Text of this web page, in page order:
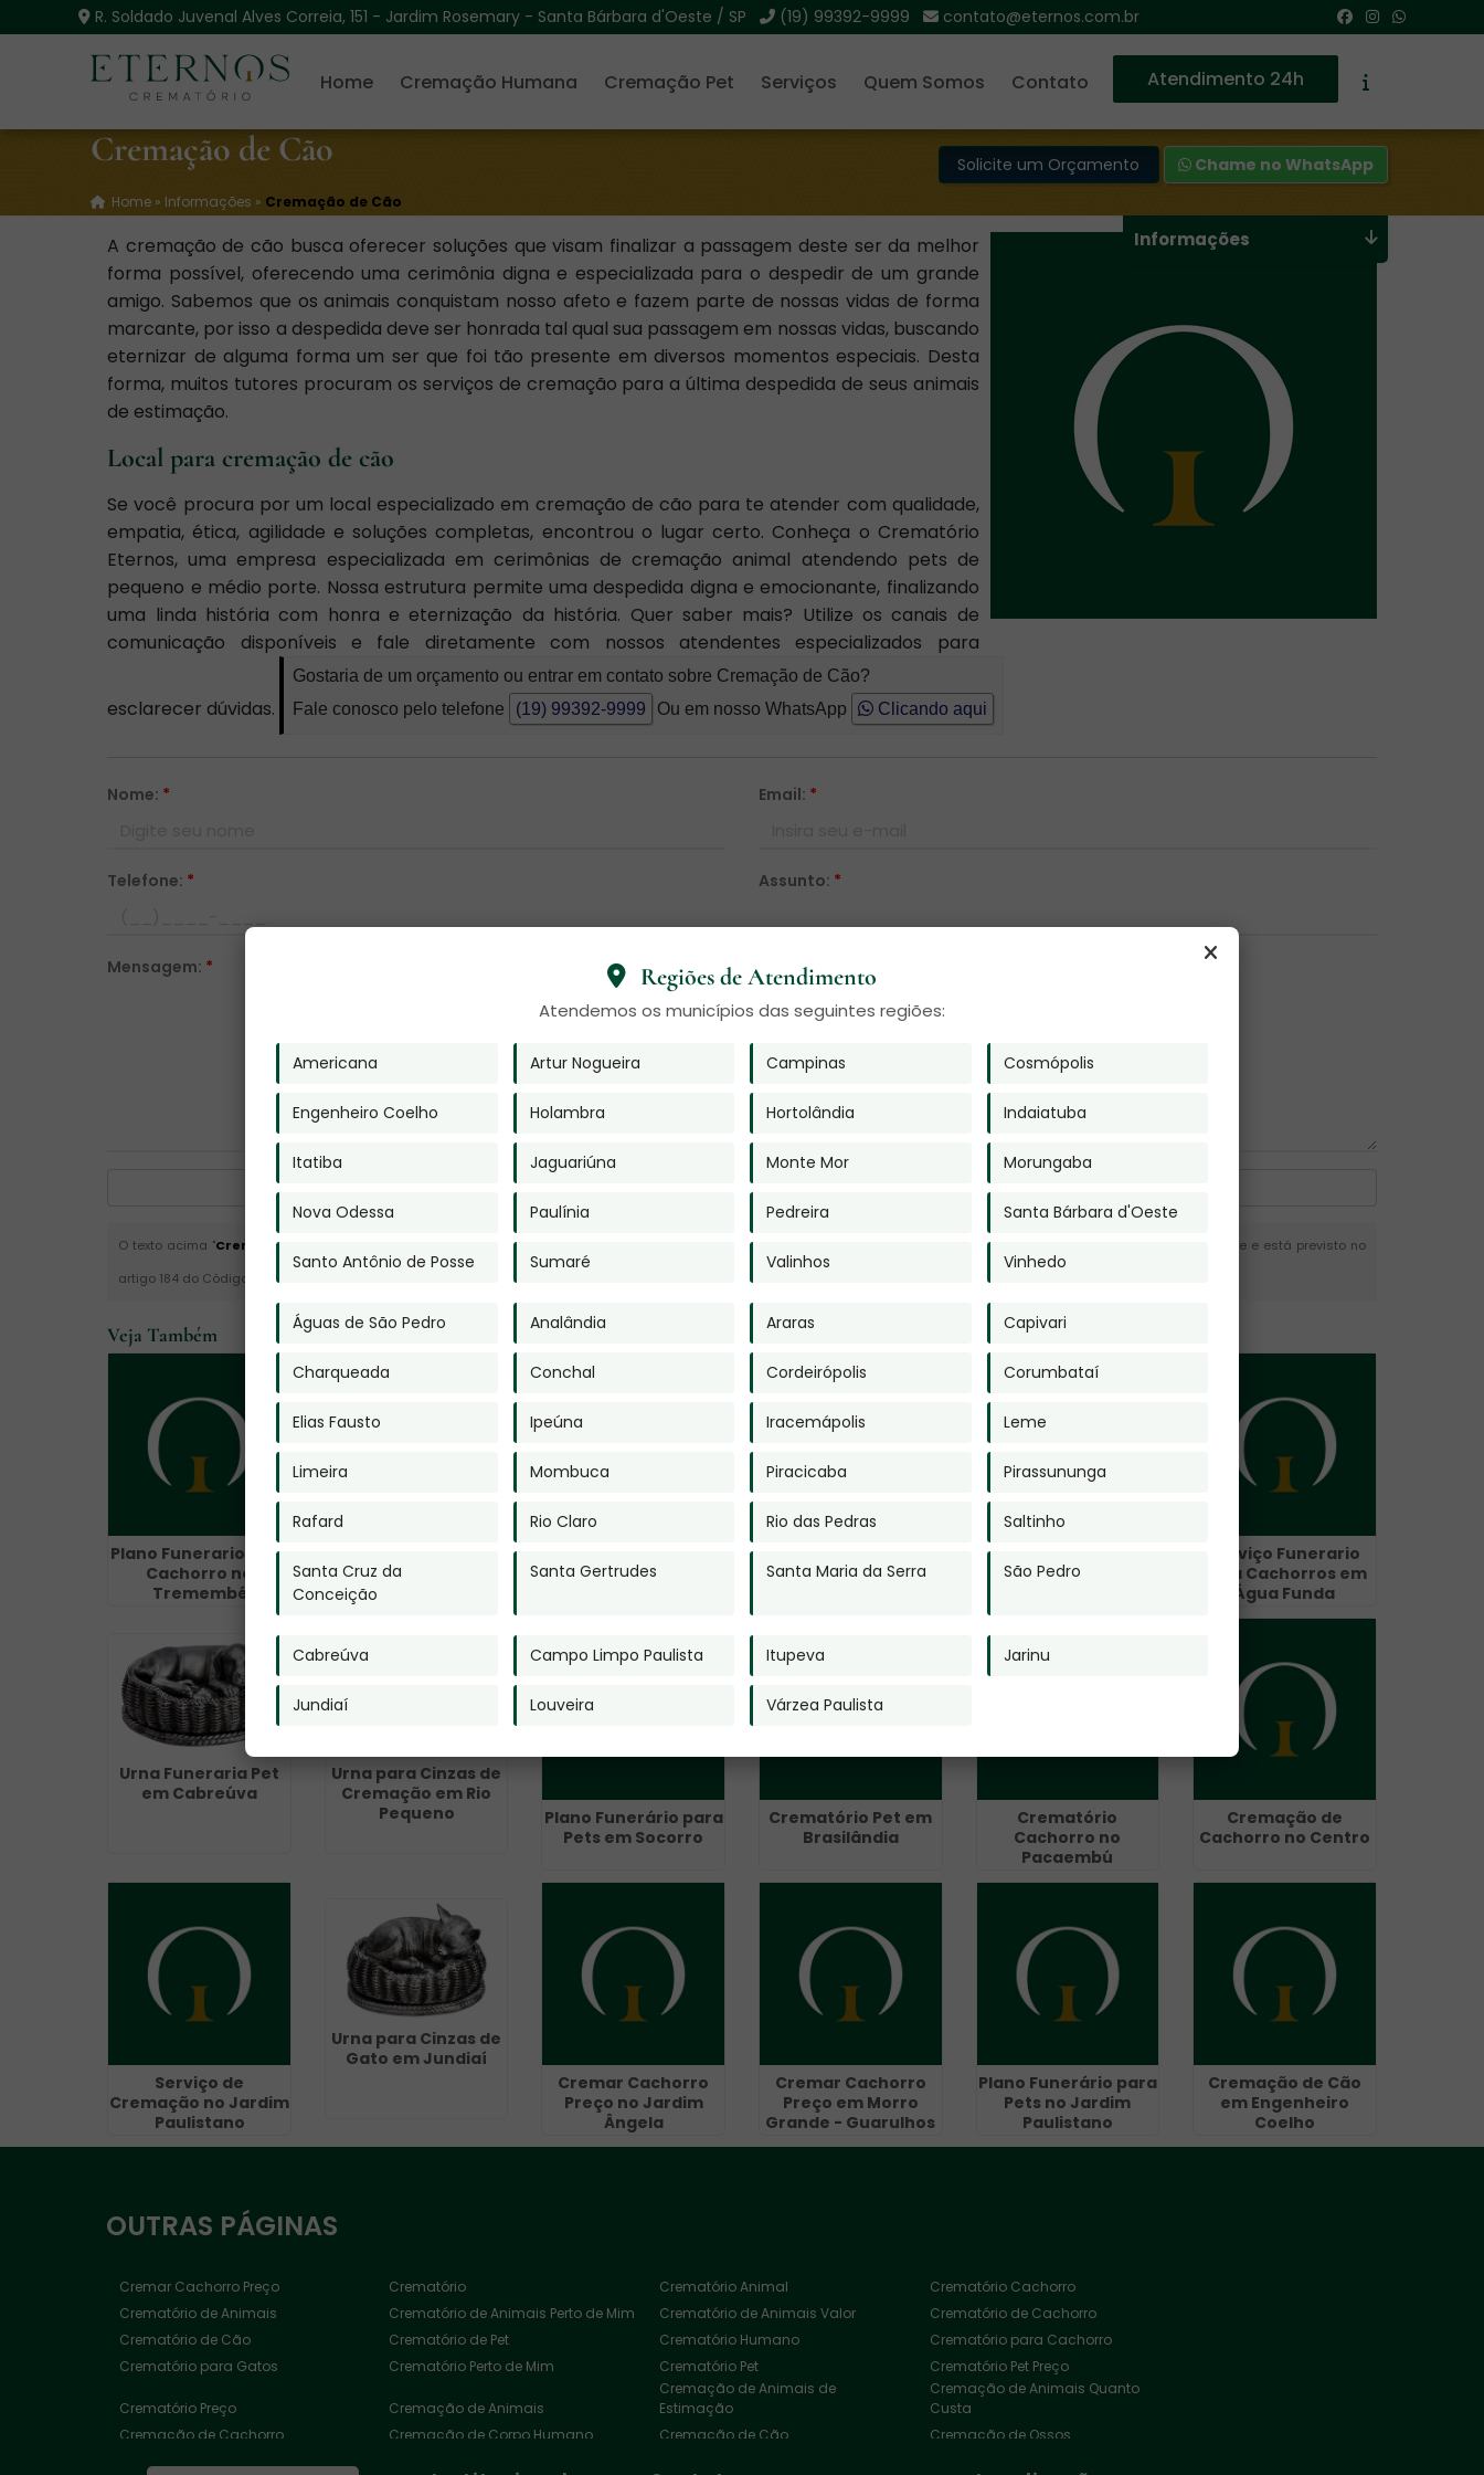
Regiões de Atendimento
Atendemos os municípios das seguintes regiões:
Americana Artur Nogueira Campinas Cosmópolis
Engenheiro Coelho Holambra Hortolândia Indaiatuba
Itatiba Jaguariúna Monte Mor Morungaba
Nova Odessa Paulínia Pedreira Santa Bárbara d'Oeste
Santo Antônio de Posse Sumaré Valinhos Vinhedo
Águas de São Pedro Analândia Araras Capivari
Charqueada Conchal Cordeirópolis Corumbataí
Elias Fausto Ipeúna Iracemápolis Leme
Limeira Mombuca Piracicaba Pirassununga
Rafard Rio Claro Rio das Pedras Saltinho
Santa Cruz da
Conceição
Santa Gertrudes Santa Maria da Serra São Pedro
Cabreúva Campo Limpo Paulista Itupeva Jarinu
Jundiaí Louveira Várzea Paulista
R. Soldado Juvenal Alves Correia, 151 - Jardim Rosemary - Santa Bárbara d'Oeste / SP (19) 99392-9999 contato@eternos.com.br
Home Cremação Humana Cremação Pet Serviços Quem Somos Contato Atendimento 24h
Cremação de Cão
Home » Informações » Cremação de Cão
Solicite um Orçamento Chame no WhatsApp
A cremação de cão busca oferecer soluções que visam finalizar a passagem deste ser da melhor
forma possível, oferecendo uma cerimônia digna e especializada para o despedir de um grande
amigo. Sabemos que os animais conquistam nosso afeto e fazem parte de nossas vidas de forma
marcante, por isso a despedida deve ser honrada tal qual sua passagem em nossas vidas, buscando
eternizar de alguma forma um ser que foi tão presente em diversos momentos especiais. Desta
forma, muitos tutores procuram os serviços de cremação para a última despedida de seus animais
de estimação.
Local para cremação de cão
Se você procura por um local especializado em cremação de cão para te atender com qualidade,
empatia, ética, agilidade e soluções completas, encontrou o lugar certo. Conheça o Crematório
Eternos, uma empresa especializada em cerimônias de cremação animal atendendo pets de
pequeno e médio porte. Nossa estrutura permite uma despedida digna e emocionante, finalizando
uma linda história com honra e eternização da história. Quer saber mais? Utilize os canais de
comunicação disponíveis e fale diretamente com nossos atendentes especializados para
esclarecer dúvidas.
Gostaria de um orçamento ou entrar em contato sobre Cremação de Cão?
Fale conosco pelo telefone
(19) 99392-9999 Ou em nosso WhatsApp Clicando aqui
Nome: * Email: *
Telefone: * Assunto: *
Mensagem: *
Enviar
O texto acima "Cremação de Cão
" é de direito reservado. Sua reprodução, parcial ou total, mesmo citando nossos links, é proibida sem a autorização do autor. Plágio é crime e está previsto no
artigo 184 do Código Penal. –
Lei n° 9.610-98 sobre direitos autorais
Informações
Veja Também
Plano Funerario para
Cachorro no
Tremembé
Exumados Valor no
Jardim Iguatemi
Gato na Vila Carrão
Cordeirópolis
Animais em Centro -
Serviço Funerario
para Cachorros em
Água Funda
Urna Funeraria Pet
em Cabreúva
Urna para Cinzas de
Cremação em Rio
Pequeno
Plano Funerário para
Pets em Socorro
Crematório Pet em
Brasilândia
Crematório
Cachorro no
Pacaembú
Cremação de
Cachorro no Centro
Serviço de
Cremação no Jardim
Paulistano
Urna para Cinzas de
Gato em Jundiaí
Cremar Cachorro
Preço no Jardim
Ângela
Cremar Cachorro
Preço em Morro
Grande - Guarulhos
Plano Funerário para
Pets no Jardim
Paulistano
Cremação de Cão
em Engenheiro
Coelho
OUTRAS PÁGINAS
Cremar Cachorro Preço Crematório Crematório Animal
Crematório Cachorro
Crematório de Animais
Crematório de Animais Perto de Mim Crematório de Animais Valor
Crematório de Cachorro
Crematório de Cão
Crematório de Pet Crematório Humano
Crematório para Cachorro
Crematório para Gatos
Crematório Perto de Mim Crematório Pet Crematório Pet Preço
Crematório Preço Cremação de Animais
Cremação de Animais de
Estimação
Cremação de Animais Quanto
Custa
Cremação de Cachorro
Cremação de Corpo Humano Cremação de Cão
Cremação de Ossos